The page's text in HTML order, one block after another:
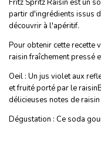
partir d'ingrédients issus
découvrir à l'apéritif.
Pour obtenir cette recette
raisin fraîchement pressé
Oeil : Un jus violet aux
et fruité porté par le
délicieuses notes de raisin
Dégustation : Ce soda